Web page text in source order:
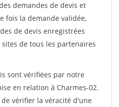
demandes de devis et
fois la demande validée,
de devis enregistrées
de tous les partenaires
sont vérifiées par notre
en relation à Charmes-02.
vérifier la véracité d'une